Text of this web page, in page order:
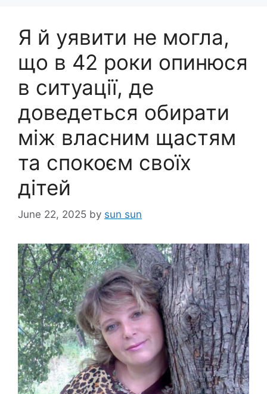
Я й уявити не могла,
що в 42 роки опинюся
в ситуації, де
доведеться обирати
між власним щастям
та спокоєм своїх
дітей
June 22, 2025 by sun sun